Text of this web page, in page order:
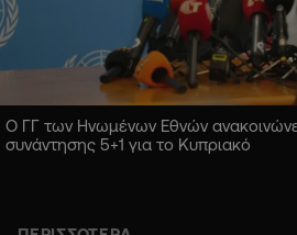
Ο ΓΓ των Ηνωμένων Εθνών
συνάντησης 5+1 για το Κυπριακό